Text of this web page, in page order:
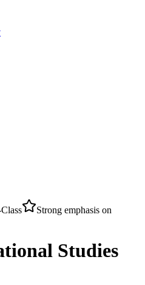
Strong emphasis on
Studies